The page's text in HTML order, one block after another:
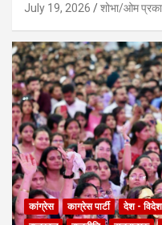
July 19, 2026 शोभा/ओम
कांग्रेस काग्रेस पार्टी देश - विदेश